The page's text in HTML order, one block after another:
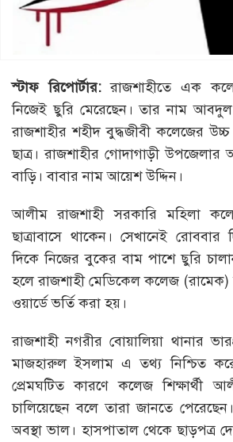
স্টাফ রিপোর্টার:রাজশাহীতে এক
নিজেই ছুরি মেরেছেন। তার নাম
রাজশাহীর শহীদ বুদ্ধজীবী কলেজের উচ্চ
ছাত্র। রাজশাহীর গোদাগাড়ী উপজেলার
বাড়ি। বাবার নাম আয়েশ উদ্দিন।
আলীম রাজশাহী সরকারি মহিলা
ছাত্রাবাসে থাকেন। সেখানেই
দিকে নিজের বুকের বাম পাশে ছুরি
হলে রাজশাহী মেডিকেল কলেজ (রামেক)
ওয়ার্ডে ভর্তি করা হয়।
রাজশাহী নগরীর বোয়ালিয়া থানার
মাজহারুল ইসলাম এ তথ্য নিশ্চিত
প্রেমঘটিত কারণে কলেজ শিক্ষার্থী
চালিয়েছেন বলে তারা জানতে
অবস্থা ভাল। হাসপাতাল থেকে ছাড়পত্র